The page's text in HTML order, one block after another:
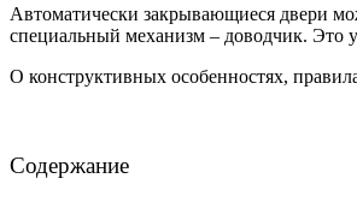
Автоматически закрывающиеся двери
специальный механизм – доводчик. Это
О конструктивных особенностях,
Содержание